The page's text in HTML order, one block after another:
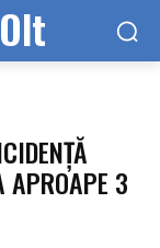
APROAPE 3